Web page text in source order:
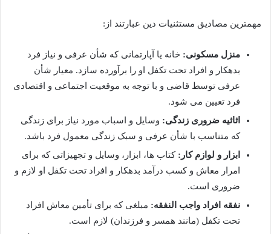
مهمترین مصادیق مستثنیات دین عبارتند از:
منزل مسکونی: خانه یا آپارتمانی که شأن عرفی و نیاز فرد
بدهکار و افراد تحت تکفل او را برآورده سازد. معیار شأن
عرفی توسط قاضی و با توجه به موقعیت اجتماعی و اقتصادی
فرد تعیین می شود.
اثاثیه ضروری زندگی: وسایل و اسباب مورد نیاز برای زندگی
که متناسب با شأن عرفی و سبک زندگی معمول فرد باشد.
ابزار و لوازم کار: کتاب ها، ابزار، وسایل و تجهیزاتی که برای
امرار معاش و کسب درآمد بدهکار و افراد تحت تکفل او لازم و
ضروری است.
نفقه افراد واجب النفقه: مبلغی که برای تأمین معاش افراد
تحت تکفل (مانند همسر و فرزندان) لازم است.